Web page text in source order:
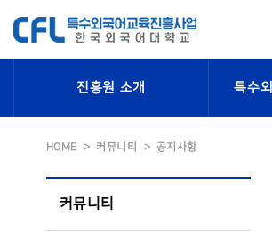
진흥원 소개 특수
HOME 커뮤니티 공지사항
커뮤니티